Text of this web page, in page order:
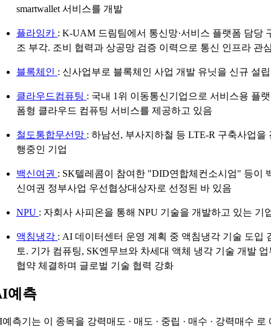
smartwallet 서비스를 개발
플라잉카 : K-UAM 드림팀에서 통신망·서비스 플랫폼 담당
조 부각. 조비 협력과 상공망 검증 이력으로 통신 인프라 관
블록체인 : 신사업부로 블록체인 사업 개발 유닛을 신규 설립
클라우드컴퓨팅 : 국내 1위 이동통신기업으로 서비스용 플랫
폼형 클라우드 컴퓨팅 서비스를 제공하고 있음
철도통합무선망 : 하남선, 부사지하철 등 LTE-R 구축사업을
행중인 기업
백신여권 : SK텔레콤이 참여한 "DID연합체컨소시엄" 등이
신여권 정부사업 우선협상대상자로 선정된 바 있음
NPU : 자회사 사피온을 통해 NPU 기술을 개발하고 있는 기
액침냉각 : AI 데이터센터 운영 계획 중 액침냉각 기술 도입
토. 기가 컴퓨팅, SK엔무브와 차세대 액체 냉각 기술 개발 업
협약 체결하며 글로벌 기술 협력 강화
예측
측기는 이 종목을 강력매도 · 매도 · 중립 · 매수 · 강력매수 로